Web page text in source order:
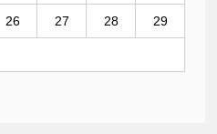
26 27 28 29